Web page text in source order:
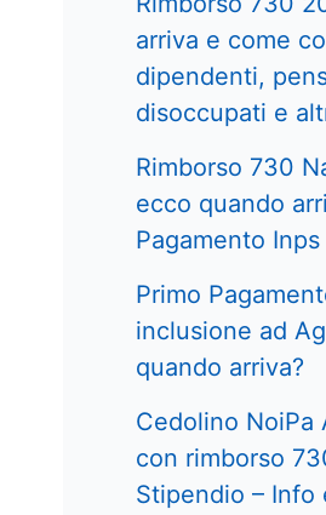
arriva e come
dipendenti,
disoccupati e
Rimborso 730
ecco quando
Pagamento Inps
Primo
inclusione ad
quando arriva?
Cedolino NoiPa
con rimborso
Stipendio – Info